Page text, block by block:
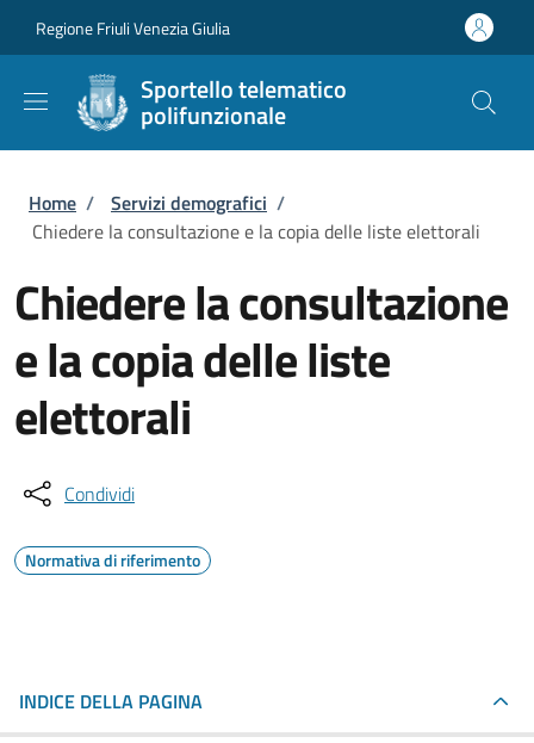
Regione Friuli Venezia Giulia
Sportello telematico
polifunzionale
Briciole di pane
Home / Servizi demografici /
Chiedere la consultazione e la copia delle liste elettorali
Chiedere la consultazione
e la copia delle liste
elettorali
Condividi
Normativa di riferimento
INDICE DELLA PAGINA